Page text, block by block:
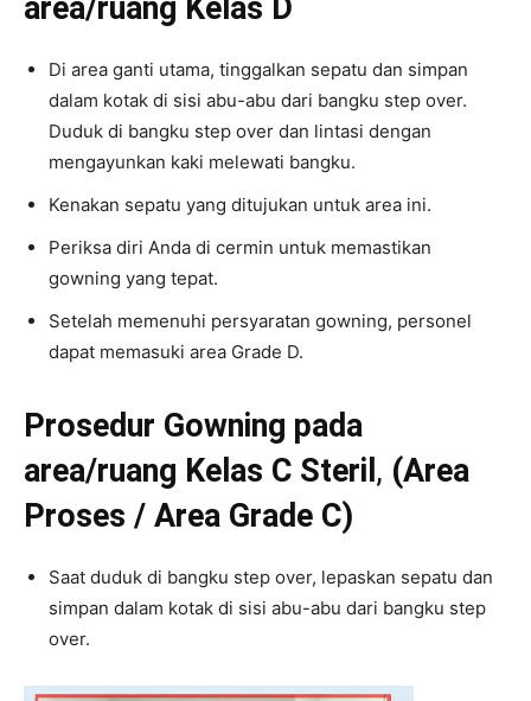
area/ruang Kelas D
Di area ganti utama, tinggalkan sepatu dan simpan
dalam kotak di sisi abu-abu dari bangku step over.
Duduk di bangku step over dan lintasi dengan
mengayunkan kaki melewati bangku.
Kenakan sepatu yang ditujukan untuk area ini.
Periksa diri Anda di cermin untuk memastikan
gowning yang tepat.
Setelah memenuhi persyaratan gowning, personel
dapat memasuki area Grade D.
Prosedur Gowning pada
area/ruang Kelas C Steril , (Area
Proses / Area Grade C)
Saat duduk di bangku step over, lepaskan sepatu dan
simpan dalam kotak di sisi abu-abu dari bangku step
over.